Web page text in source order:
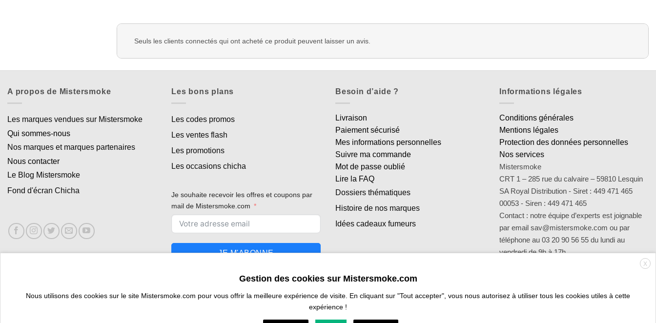
Seuls les clients connectés qui ont acheté ce produit peuvent laisser un avis.
A propos de Mistersmoke
Les marques vendues sur Mistersmoke
Qui sommes-nous
Nos marques et marques partenaires
Nous contacter
Le Blog Mistersmoke
Fond d'écran Chicha
Les bons plans
Les codes promos
Les ventes flash
Les promotions
Les occasions chicha
Je souhaite recevoir les offres et coupons par
mail de Mistersmoke.com
JE M'ABONNE
Besoin d’aide ?
Livraison
Paiement sécurisé
Mes informations personnelles
Suivre ma commande
Mot de passe oublié
Lire la FAQ
Dossiers thématiques
Histoire de nos marques
Idées cadeaux fumeurs
Informations légales
Conditions générales
Mentions légales
Protection des données personnelles
Nos services
Mistersmoke
CRT 1 – 285 rue du calvaire – 59810 Lesquin
SA Royal Distribution - Siret : 449 471 465
00053 - Siren : 449 471 465
Contact : notre équipe d’experts est joignable
par email sav@mistersmoke.com ou par
téléphone au 03 20 90 56 55 du lundi au
vendredi de 9h à 17h.
X
Gestion des cookies sur Mistersmoke.com
Nous utilisons des cookies sur le site Mistersmoke.com pour vous offrir la meilleure expérience de visite. En cliquant sur "Tout accepter", vous nous autorisez à utiliser tous les cookies utiles à cette
expérience !